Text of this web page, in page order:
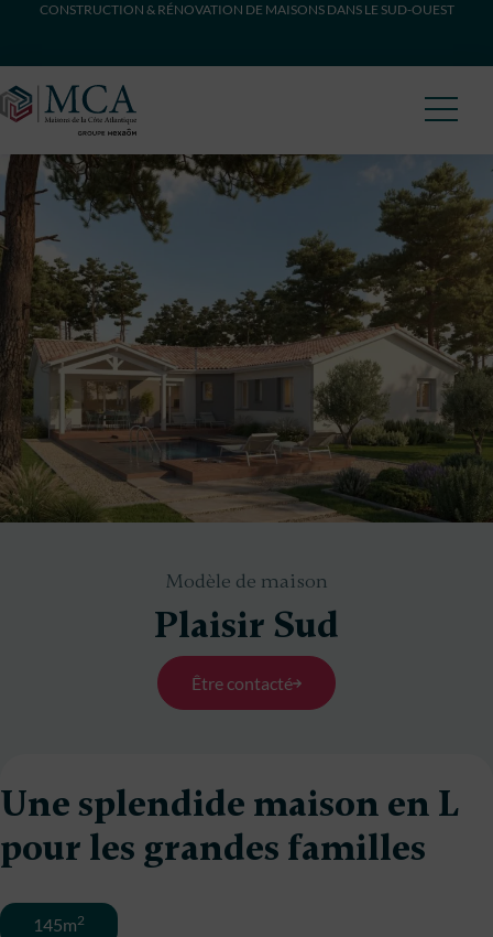
CONSTRUCTION & RÉNOVATION DE MAISONS DANS LE SUD-OUEST
Modèle de maison
Plaisir Sud
Être contacté
Une splendide maison en L
pour les grandes familles
145m2